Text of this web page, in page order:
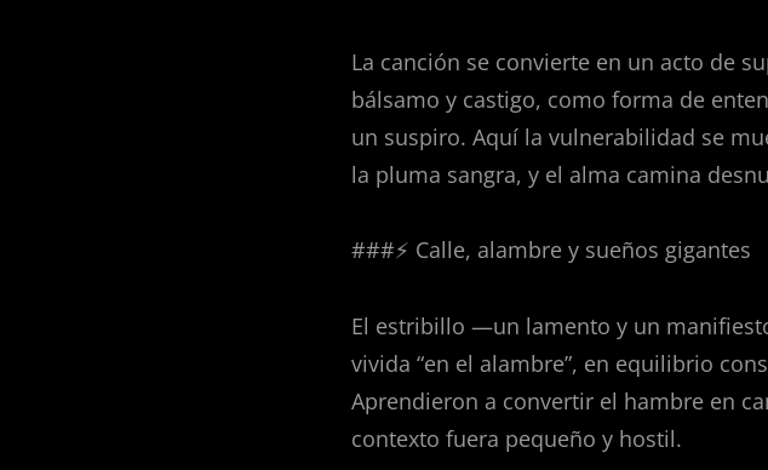
La canción se convierte en un acto de
bálsamo y castigo, como forma de
un suspiro. Aquí la vulnerabilidad se
la pluma sangra, y el alma camina
###⚡ Calle, alambre y sueños gigantes
El estribillo —un lamento y un
vivida “en el alambre”, en equilibrio
Aprendieron a convertir el hambre en
contexto fuera pequeño y hostil.